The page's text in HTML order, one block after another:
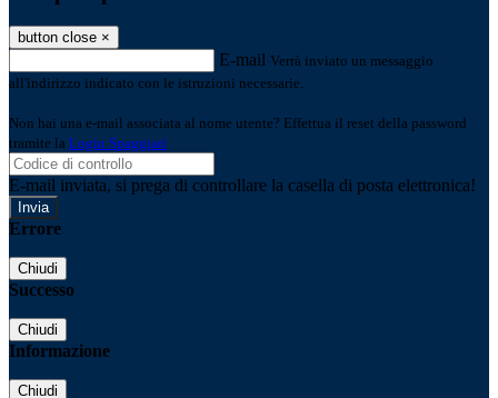
button close ×
E-mail Verrà inviato un messaggio
all'indirizzo indicato con le istruzioni necessarie.
Non hai una e-mail associata al nome utente? Effettua il reset della password
tramite la Login Spaggiari
E-mail inviata, si prega di controllare la casella di posta elettronica!
Errore
Chiudi
Successo
Chiudi
Informazione
Chiudi